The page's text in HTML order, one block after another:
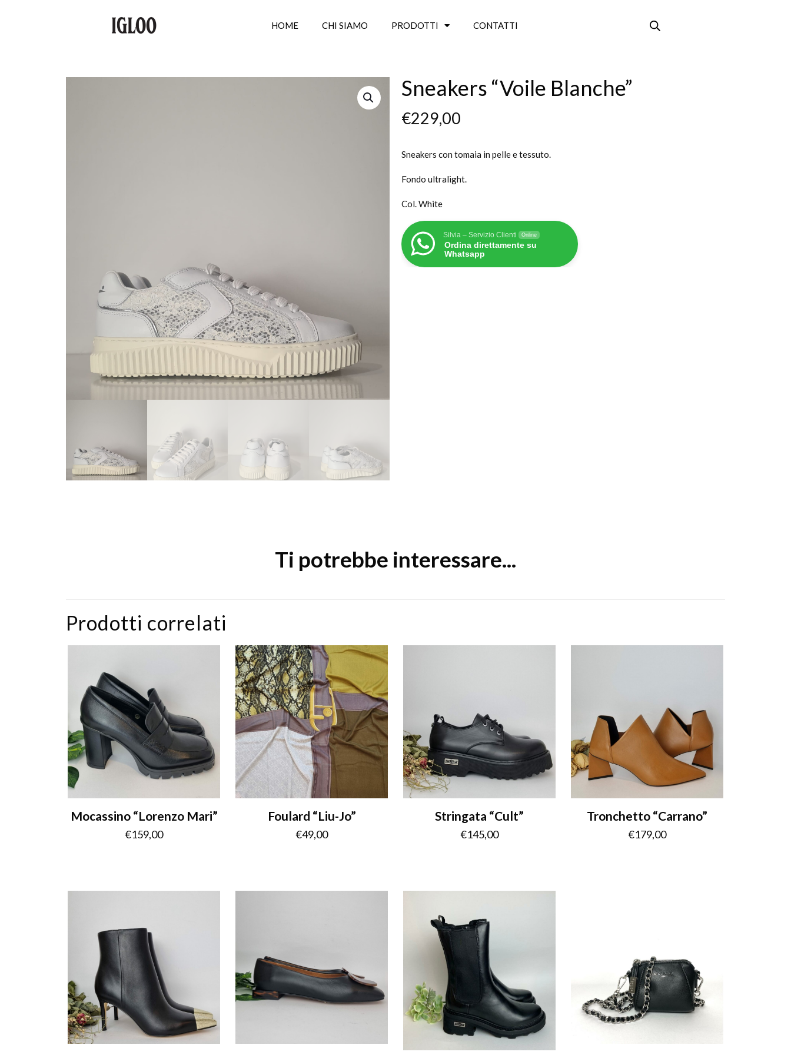
HOME CHI SIAMO PRODOTTI CONTATTI
Sneakers “Voile Blanche”
€229,00
Sneakers con tomaia in pelle e tessuto.
Fondo ultralight.
Col. White
Silvia – Servizio Clienti Online
Ordina direttamente su
Whatsapp
Ti potrebbe interessare...
Prodotti correlati
Mocassino “Lorenzo Mari”
€159,00
Foulard “Liu-Jo”
€49,00
Stringata “Cult”
€145,00
Tronchetto “Carrano”
€179,00